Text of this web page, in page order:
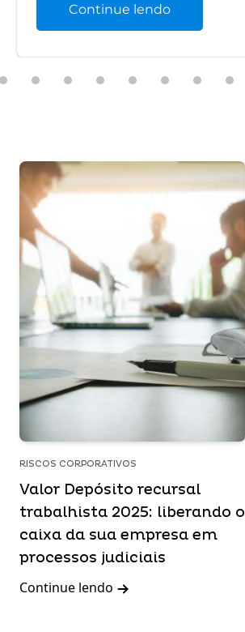
Continue lendo
RISCOS CORPORATIVOS
Valor Depósito recursal
trabalhista 2025: liberando o
caixa da sua empresa em
processos judiciais
Continue lendo